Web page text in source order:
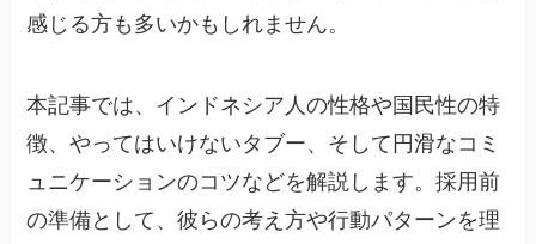
感じる方も多いかもしれません。
本記事では、インドネシア人の性格や国民性の特
徴、やってはいけないタブー、そして円滑なコミ
ュニケーションのコツなどを解説します。採用前
の準備として、彼らの考え方や行動パターンを理